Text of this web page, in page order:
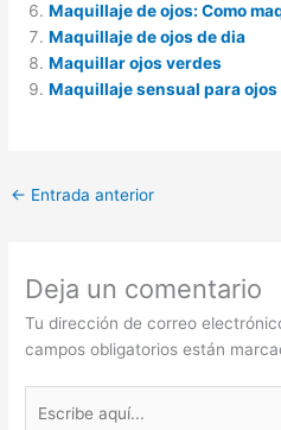
Maquillaje de ojos: Como
Maquillaje de ojos de dia
Maquillar ojos verdes
Maquillaje sensual para ojos
← Entrada anterior
Deja un comentario
Tu dirección de correo
campos obligatorios están
aquí...